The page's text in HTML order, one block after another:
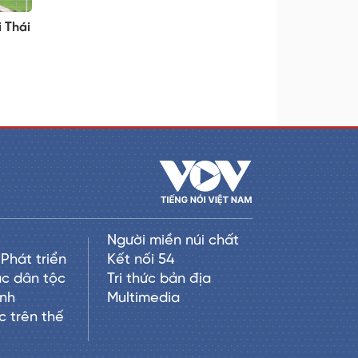
Thái
triển
dân tộc
trên thế
Người miền núi chất
Kết nối 54
Tri thức bản địa
Multimedia